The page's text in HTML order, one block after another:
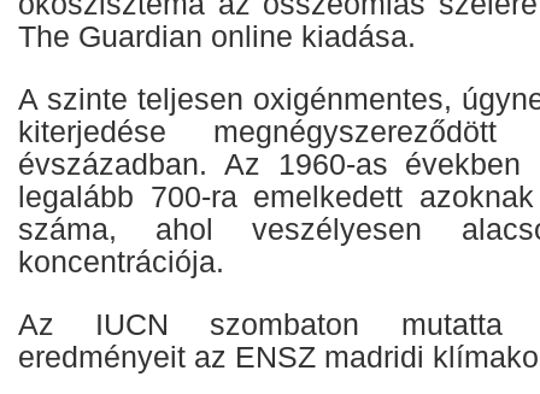
The Guardian online kiadása.
A szinte teljesen oxigénmentes,
kiterjedése
évszázadban. Az 1960-as években
legalább 700-ra emelkedett
száma, ahol veszélyesen
koncentrációja.
Az IUCN szombaton mutatta
eredményeit az ENSZ madridi